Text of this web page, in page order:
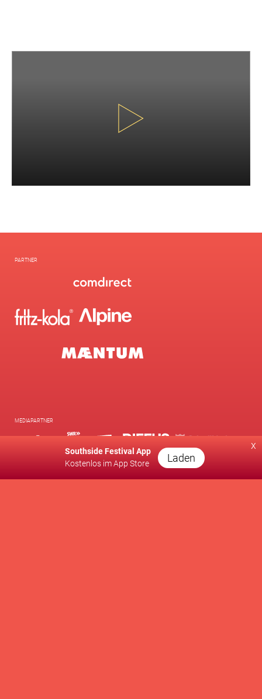
PARTNER
MEDIAPARTNER
x
Southside Festival App
Kostenlos im App Store
Laden